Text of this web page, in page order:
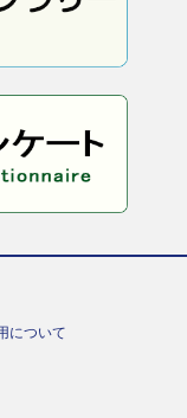
について